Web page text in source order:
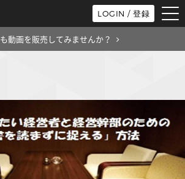
LOGIN / 登録
動画を販売してみませんか？